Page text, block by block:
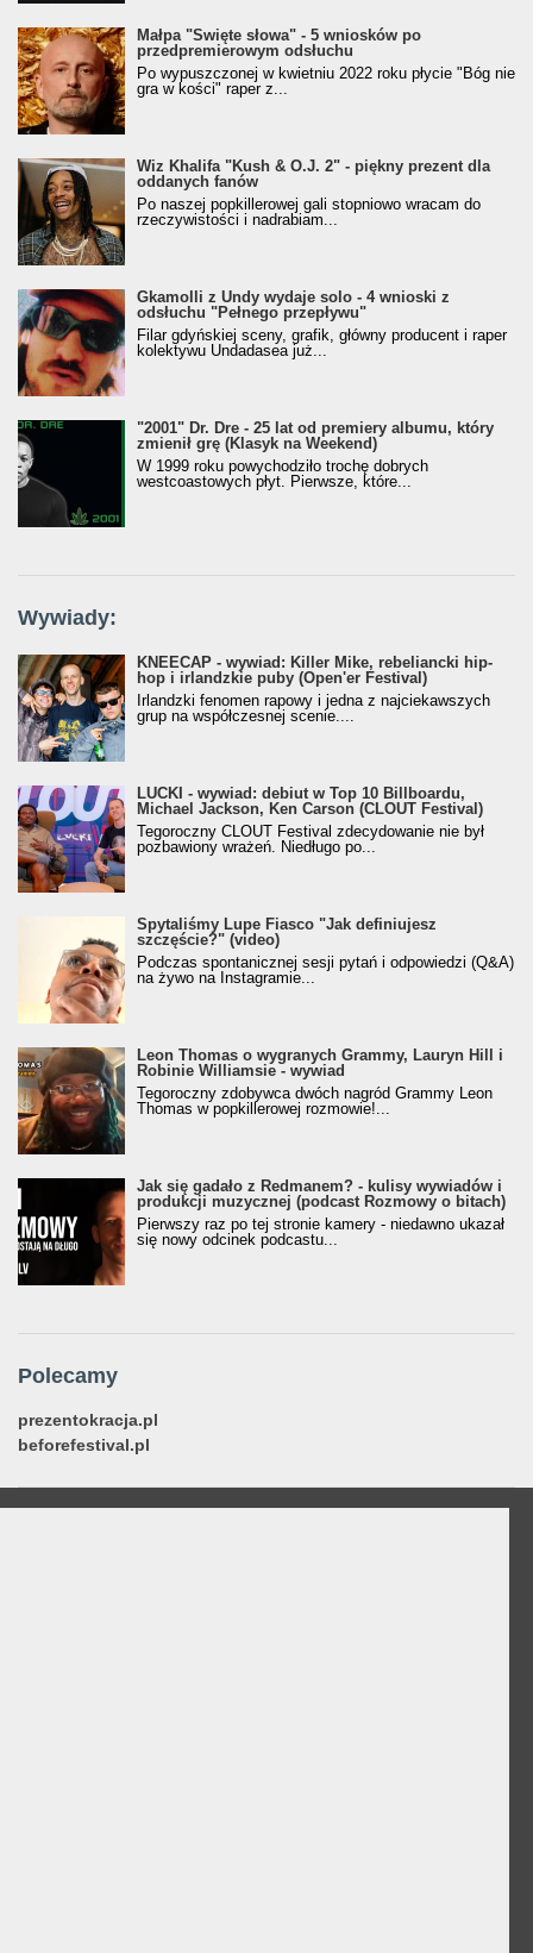
Małpa "Święte słowa" - 5 wniosków po
przedpremierowym odsłuchu
Po wypuszczonej w kwietniu 2022 roku płycie "Bóg nie
gra w kości" raper z...
Wiz Khalifa "Kush & O.J. 2" - piękny prezent dla
oddanych fanów
Po naszej popkillerowej gali stopniowo wracam do
rzeczywistości i nadrabiam...
Gkamolli z Undy wydaje solo - 4 wnioski z
odsłuchu "Pełnego przepływu"
Filar gdyńskiej sceny, grafik, główny producent i raper
kolektywu Undadasea już...
"2001" Dr. Dre - 25 lat od premiery albumu, który
zmienił grę (Klasyk na Weekend)
W 1999 roku powychodziło trochę dobrych
westcoastowych płyt. Pierwsze, które...
Wywiady:
KNEECAP - wywiad: Killer Mike, rebeliancki hip-
hop i irlandzkie puby (Open'er Festival)
Irlandzki fenomen rapowy i jedna z najciekawszych
grup na współczesnej scenie....
LUCKI - wywiad: debiut w Top 10 Billboardu,
Michael Jackson, Ken Carson (CLOUT Festival)
Tegoroczny CLOUT Festival zdecydowanie nie był
pozbawiony wrażeń. Niedługo po...
Spytaliśmy Lupe Fiasco "Jak definiujesz
szczęście?" (video)
Podczas spontanicznej sesji pytań i odpowiedzi (Q&A)
na żywo na Instagramie...
Leon Thomas o wygranych Grammy, Lauryn Hill i
Robinie Williamsie - wywiad
Tegoroczny zdobywca dwóch nagród Grammy Leon
Thomas w popkillerowej rozmowie!...
Jak się gadało z Redmanem? - kulisy wywiadów i
produkcji muzycznej (podcast Rozmowy o bitach)
Pierwszy raz po tej stronie kamery - niedawno ukazał
się nowy odcinek podcastu...
Polecamy
prezentokracja.pl
beforefestival.pl